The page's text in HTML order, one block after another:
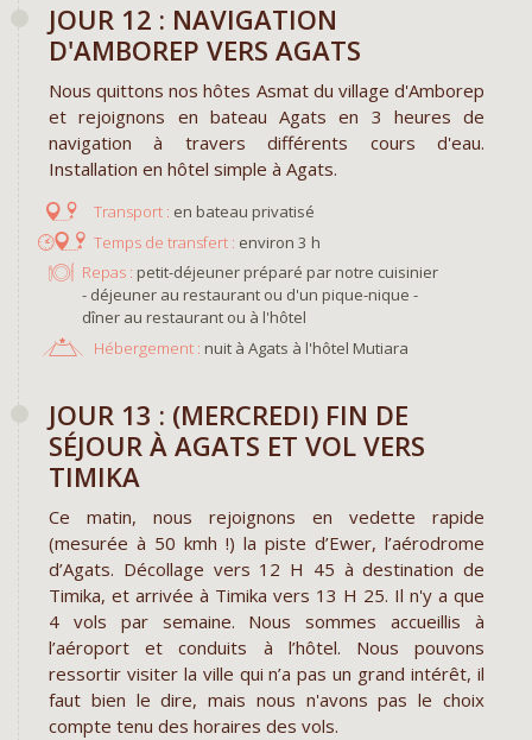
JOUR 12 : NAVIGATION
D'AMBOREP VERS AGATS
Nous quittons nos hôtes Asmat du village d'Amborep
et rejoignons en bateau Agats en 3 heures de
navigation à travers différents cours d'eau.
Installation en hôtel simple à Agats.
en bateau privatisé
environ 3 h
Repas : petit-déjeuner préparé par notre cuisinier
- déjeuner au restaurant ou d'un pique-nique -
dîner au restaurant ou à l'hôtel
Hébergement : nuit à Agats à l'hôtel Mutiara
JOUR 13 : (MERCREDI) FIN DE
SÉJOUR À AGATS ET VOL VERS
TIMIKA
Ce matin, nous rejoignons en vedette rapide
(mesurée à 50 kmh !) la piste d’Ewer, l’aérodrome
d’Agats. Décollage vers 12 H 45 à destination de
Timika, et arrivée à Timika vers 13 H 25. Il n'y a que
4 vols par semaine. Nous sommes accueillis à
l’aéroport et conduits à l’hôtel. Nous pouvons
ressortir visiter la ville qui n’a pas un grand intérêt, il
faut bien le dire, mais nous n'avons pas le choix
compte tenu des horaires des vols.